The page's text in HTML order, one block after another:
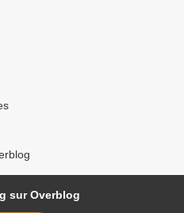
sur Overblog